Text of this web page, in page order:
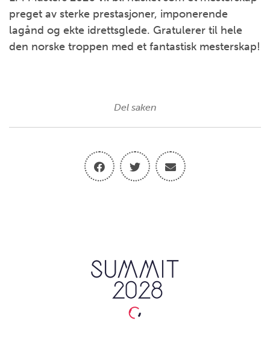
preget av sterke prestasjoner, imponerende
lagånd og ekte idrettsglede. Gratulerer til hele
den norske troppen med et fantastisk mesterskap!
Del saken